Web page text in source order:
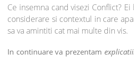
Ce insemna cand visezi Conflict?
considerare si contextul in care
sa va amintiti cat mai multe din vis.
In continuare va prezentam